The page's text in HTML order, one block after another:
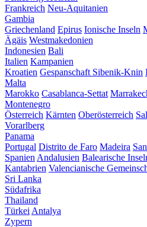
Frankreich Neu-Aquitanien
Gambia
Griechenland Epirus Ionische Inseln
Ägäis Westmakedonien
Indonesien Bali
Italien Kampanien
Kroatien Gespanschaft Sibenik-Knin
Malta
Marokko Casablanca-Settat
Montenegro
Österreich Kärnten Oberösterreich
Vorarlberg
Panama
Portugal Distrito de Faro Madeira
Spanien Andalusien Balearische
Kantabrien Valencianische
Sri Lanka
Südafrika
Thailand
Türkei Antalya
Zypern